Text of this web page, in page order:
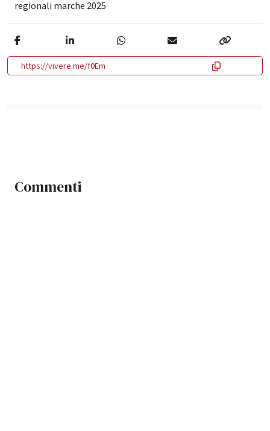
regionali marche 2025
https://vivere.me/f0Em
Commenti